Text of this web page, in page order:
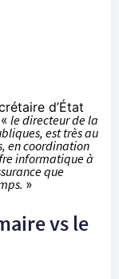
d’État
le directeur de la
est très au
en coordination
informatique à
que
»
vs le